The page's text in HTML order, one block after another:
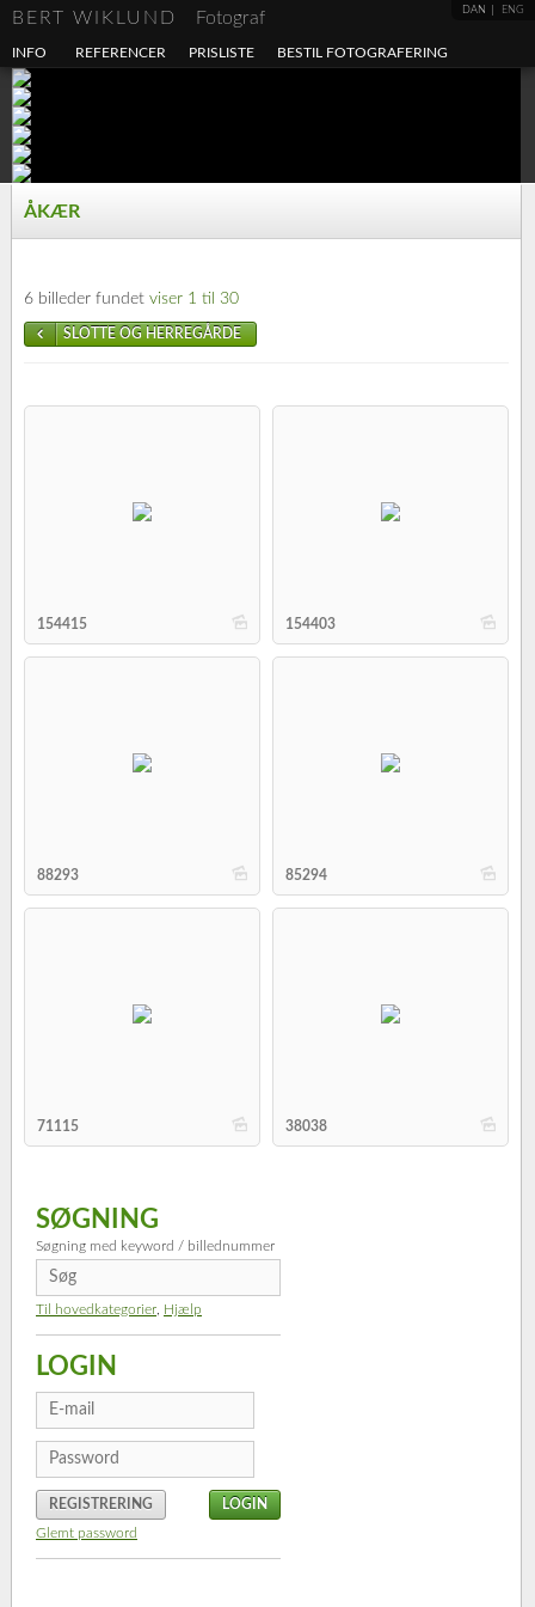
DAN ENG
BERT WIKLUND Fotograf
INFO REFERENCER PRISLISTE BESTIL FOTOGRAFERING
ÅKÆR
6 billeder fundet viser 1 til 30
SLOTTE OG HERREGÅRDE
b
154415 b
154403
b
88293 b
85294
b
71115 b
38038
SØGNING
Søgning med keyword / billednummer
Til hovedkategorier Hjælp
LOGIN
REGISTRERING
Glemt password